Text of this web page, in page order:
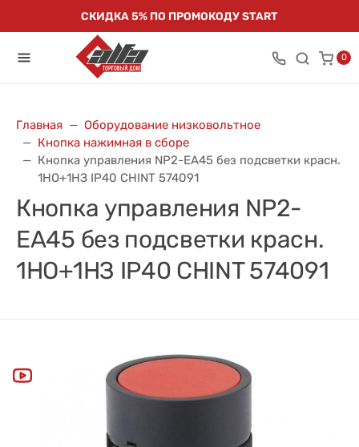
СКИДКА 5% ПО ПРОМОКОДУ START
0
Главная
Оборудование низковольтное
Кнопка нажимная в сборе
Кнопка управления NP2-EA45 без подсветки красн.
1НО+1НЗ IP40 CHINT 574091
Кнопка управления NP2-
EA45 без подсветки красн.
1НО+1НЗ IP40 CHINT 574091